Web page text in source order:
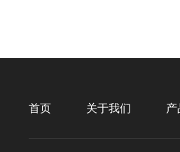
首页 关于我们 产